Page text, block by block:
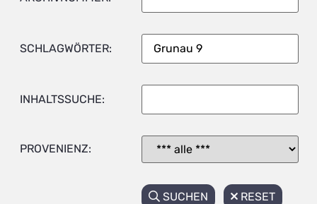
SCHLAGWÖRTER:
INHALTSSUCHE:
PROVENIENZ:
SUCHEN RESET